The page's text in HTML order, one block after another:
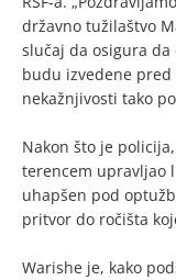
državno tužilaštvo
slučaj da osigura da
budu izvedene
nekažnjivosti tako
Nakon što je
terencem upravljao
uhapšen pod
pritvor do ročišta
Warishe je, kako